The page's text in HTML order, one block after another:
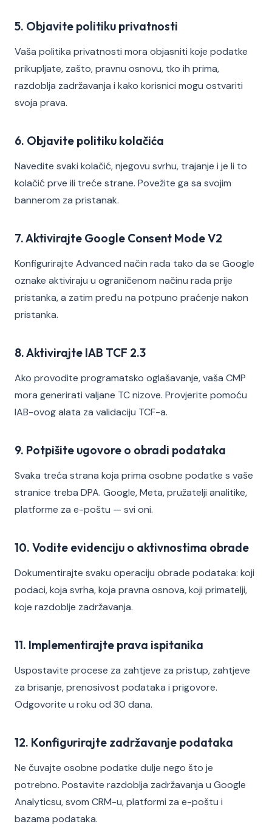
5. Objavite politiku privatnosti
Vaša politika privatnosti mora objasniti koje podatke
prikupljate, zašto, pravnu osnovu, tko ih prima,
razdoblja zadržavanja i kako korisnici mogu ostvariti
svoja prava.
6. Objavite politiku kolačića
Navedite svaki kolačić, njegovu svrhu, trajanje i je li to
kolačić prve ili treće strane. Povežite ga sa svojim
bannerom za pristanak.
7. Aktivirajte Google Consent Mode V2
Konfigurirajte Advanced način rada tako da se Google
oznake aktiviraju u ograničenom načinu rada prije
pristanka, a zatim pređu na potpuno praćenje nakon
pristanka.
8. Aktivirajte IAB TCF 2.3
Ako provodite programatsko oglašavanje, vaša CMP
mora generirati valjane TC nizove. Provjerite pomoću
IAB-ovog alata za validaciju TCF-a.
9. Potpišite ugovore o obradi podataka
Svaka treća strana koja prima osobne podatke s vaše
stranice treba DPA. Google, Meta, pružatelji analitike,
platforme za e-poštu — svi oni.
10. Vodite evidenciju o aktivnostima obrade
Dokumentirajte svaku operaciju obrade podataka: koji
podaci, koja svrha, koja pravna osnova, koji primatelji,
koje razdoblje zadržavanja.
11. Implementirajte prava ispitanika
Uspostavite procese za zahtjeve za pristup, zahtjeve
za brisanje, prenosivost podataka i prigovore.
Odgovorite u roku od 30 dana.
12. Konfigurirajte zadržavanje podataka
Ne čuvajte osobne podatke dulje nego što je
potrebno. Postavite razdoblja zadržavanja u Google
Analyticsu, svom CRM-u, platformi za e-poštu i
bazama podataka.